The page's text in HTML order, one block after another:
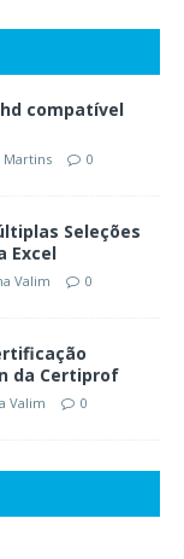
compatível
Martins 0
Seleções
Excel
Valim 0
da Certiprof
Valim 0